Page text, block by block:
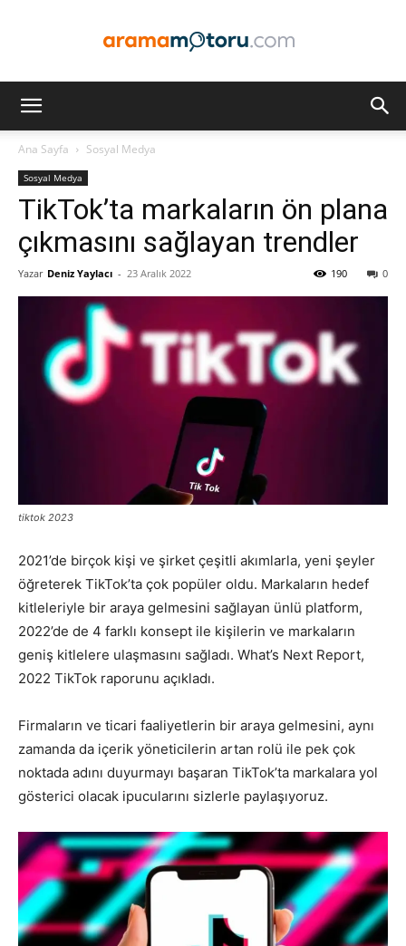
ve
Pazarlaması
SEO,
SEM,
Tasarım,
UI/UX
Ana Sayfa Sosyal Medya
Sosyal Medya
TikTok’ta markaların ön plana
çıkmasını sağlayan trendler
Yazar Deniz Yaylacı - 23 Aralık 2022 0
190
tiktok 2023
2021’de birçok kişi ve şirket çeşitli akımlarla, yeni şeyler
öğreterek TikTok’ta çok popüler oldu. Markaların hedef
kitleleriyle bir araya gelmesini sağlayan ünlü platform,
2022’de de 4 farklı konsept ile kişilerin ve markaların
geniş kitlelere ulaşmasını sağladı. What’s Next Report,
2022 TikTok raporunu açıkladı.
Firmaların ve ticari faaliyetlerin bir araya gelmesini, aynı
zamanda da içerik yöneticilerin artan rolü ile pek çok
noktada adını duyurmayı başaran TikTok’ta markalara yol
gösterici olacak ipucularını sizlerle paylaşıyoruz.